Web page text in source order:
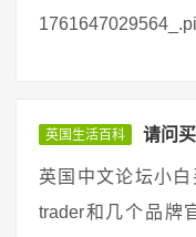
英国生活百科 请问
英国中文论坛小
trader和几个品牌